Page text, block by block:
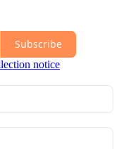
Subscribe
notice